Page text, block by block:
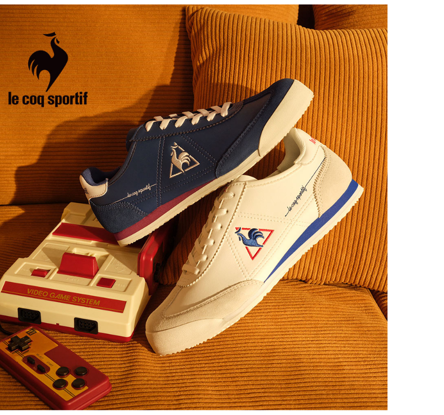
湾大直営店舗／銀行振込／街口支払い／iPASS MONEY」などのチャネル
で支払いを選択できます。
【注意事項】
1. 本サービスは「台湾大哥大株式会社」（以下「当社」といいます）に
よって提供され、ユーザーが取引時に本サービスを通じて商品やサービ
スを購入できるようにし、店舗が売買／分割払い売買の債権を当社に譲
渡した後、契約に基づいて当社の請求書で帳款を支払うことになりま
す。
2. 「OP Pay Later」を利用する契約関係の目的から、店舗はあなたの個
人情報（名前、電話または住所を含む）を台湾大哥大に提供し、収集、
処理および利用するために、当社があなた本人と分割請求書に必要な情
報の確認、照合および修正を行います。
3. 完全なユーザーサービス規約については、以下のリンクを参照してく
https://oppay.tw/userRule
お支払期限は、ショップが請求した期日と、AFTEEで延長できる日数を
もとに計算されます。AFTEEで注文すると、商品を受け取るまで支払い
期限を延長できますが、商品を期限内に受け取れない場合があります
（例：予約商品や商品到着日が比較的遅い商品）。そのため、商品到着
の有無に関わらず、AFTEEで指定された期限内にお支払いください。
二、支払い限度額
1.初回 AFTEEを ご利用の際に、認証結果及び当社の審査の結果に基づ
き、限度額が設定されます。
2.決済金額は最低NT$20です。
3.現在、台湾の会員のみご利用いただけます。
三、利用規約「AFTEE代金後払い」（以下当サービスという）はネット
プロテクションズ（以下 AFTEE という）が提供し、AFTEEが代金を徴収
します。当サービスご利用の際に提供しなければならない個人情報（注
文者の氏名、電話番号、受取人の氏名、電話番号、受取人住所を含むが
これに限らない）は、AFTEEに渡され当サービスで必要な範囲内で利用
されます。AFTEEの個人情報の収集、処理、利用について、詳細は
AFTEE公式ホームページの『個人情報の収集、処理及び利用に関する声
明』をご参照ください（https://aftee.tw/privacypolicy/
AFTEEの初回ご利用の際に、審査を通過すれば、最高額がNT$10,000に
なります。支払い期限を過ぎた場合、その金額に基づいて年利20%の遅
延滞納金が加算されます。未成年の利用者は、事前に法定代理人または
後見人の同意を得ればAFTEEをご利用いただけます。
個人情報の処理、利用について疑問がある、または関連する法律の権利
を行使したい場合は、ネットプロテクションズ
cs_tw@netprotections.co.jpにご連絡ください。上記に示した個人情報
を、必要な購入注文書とあわせてAFTEEにご提供いただく、または
AFTEEにあなたの個人情報の収集、処理、利用を許可することににご同
意いただけない場合は、当サービスを選択しないでください。
送料無料
付款後萊爾富取貨
送料無料
7-11取貨付款
送料無料
付款後7-11取貨
送料無料
宅配
送料無料
離島宅配
送料無料